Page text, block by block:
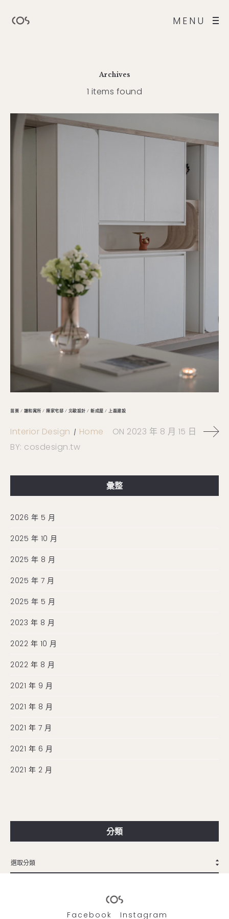
MENU
Archives
1 items found
苗栗 / 謙和寓所 / 陳家宅邸 / 北歐設計 / 新成屋 / 上磊建設
Interior Design Home ON 2023 年 8 月 15 日
BY: cosdesign.tw
彙整
2026 年 5 月
2025 年 10 月
2025 年 8 月
2025 年 7 月
2025 年 5 月
2023 年 8 月
2022 年 10 月
2022 年 8 月
2021 年 9 月
2021 年 8 月
2021 年 7 月
2021 年 6 月
2021 年 2 月
分類
Facebook Instagram